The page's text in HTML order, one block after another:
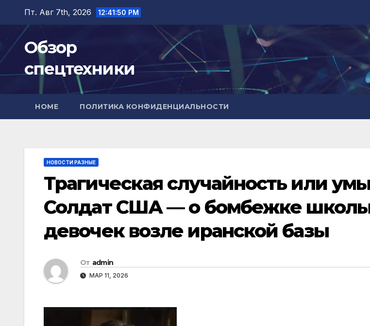
Перейти
содержимому
Пт. Авг 7th, 2026 12:41:51 PM
Обзор
спецтехники
HOME ПОЛИТИКА КОНФИДЕНЦИАЛЬНОСТИ
НОВОСТИ РАЗНЫЕ
Трагическая случайность или
Солдат США — о бомбежке
девочек возле иранской базы
От admin
МАР 11, 2026